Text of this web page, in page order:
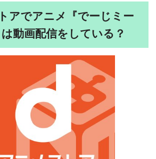
アでアニメ『でーじミー
動画配信をしている？